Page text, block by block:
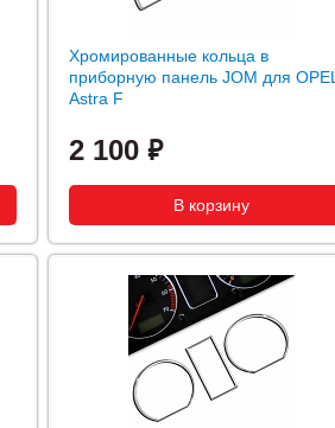
Хромированные кольца в
приборную панель JOM для OPEL
Astra F
2 100